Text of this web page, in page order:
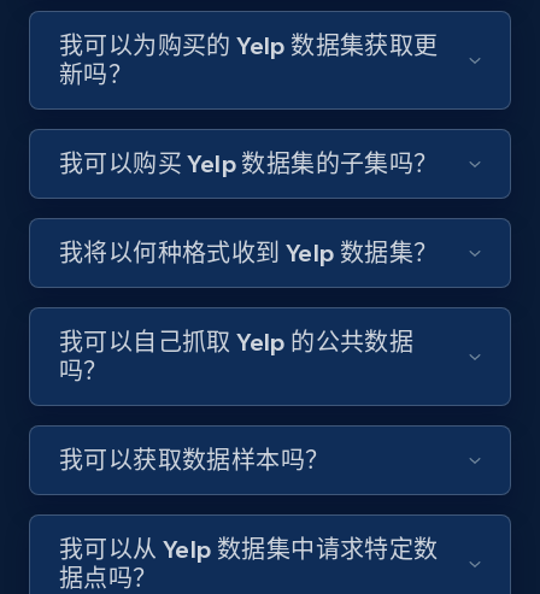
我可以为购买的 Yelp 数据集获取更
新吗？
我可以购买 Yelp 数据集的子集吗？
我将以何种格式收到 Yelp 数据集？
我可以自己抓取 Yelp 的公共数据
吗？
我可以获取数据样本吗？
我可以从 Yelp 数据集中请求特定数
据点吗？